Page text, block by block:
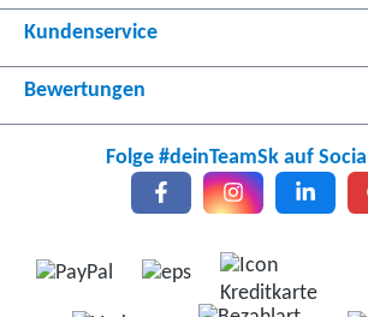
Kundenservice
Bewertungen
Folge #deinTeamSk auf